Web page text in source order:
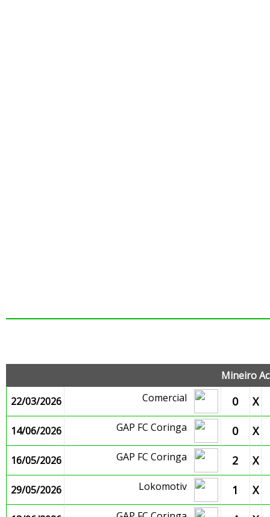
Mineiro
22/03/2026
Comercial 0 X
14/06/2026 GAP FC Coringa 0 X
16/05/2026 GAP FC Coringa 2 X
29/05/2026 Lokomotiv 1 X